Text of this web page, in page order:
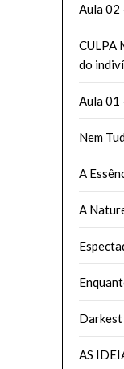
Aula 02
CULPA
do
Aula 01
Nem
A
A
AS